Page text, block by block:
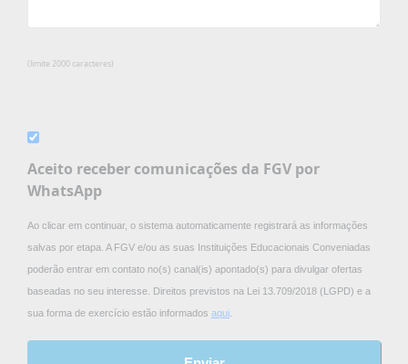
(limite 2000 caracteres)
Aceito receber comunicações da FGV por
WhatsApp
Ao clicar em continuar, o sistema automaticamente registrará as informações
salvas por etapa. A FGV e/ou as suas Instituições Educacionais Conveniadas
poderão entrar em contato no(s) canal(is) apontado(s) para divulgar ofertas
baseadas no seu interesse. Direitos previstos na Lei 13.709/2018 (LGPD) e a
sua forma de exercício estão informados aqui